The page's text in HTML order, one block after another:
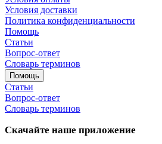
Условия доставки
Политика конфиденциальности
Помощь
Статьи
Вопрос-ответ
Словарь терминов
Помощь
Статьи
Вопрос-ответ
Словарь терминов
Скачайте наше приложение